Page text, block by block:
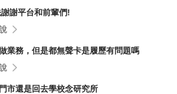
謝平台和前輩們!
業務，但是都無聲卡是履歷有問題嗎
市還是回去學校念研究所